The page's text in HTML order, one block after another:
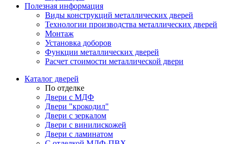
Полезная информация
Виды конструкций металлических дверей
Технологии производства металлических дверей
Монтаж
Установка доборов
Функции металлических дверей
Расчет стоимости металлической двери
Каталог дверей
По отделке
Двери с МДФ
Двери "крокодил"
Двери с зеркалом
Двери с винилискожей
Двери с ламинатом